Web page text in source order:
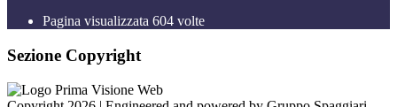
Pagina visualizzata 604 volte
Sezione Copyright